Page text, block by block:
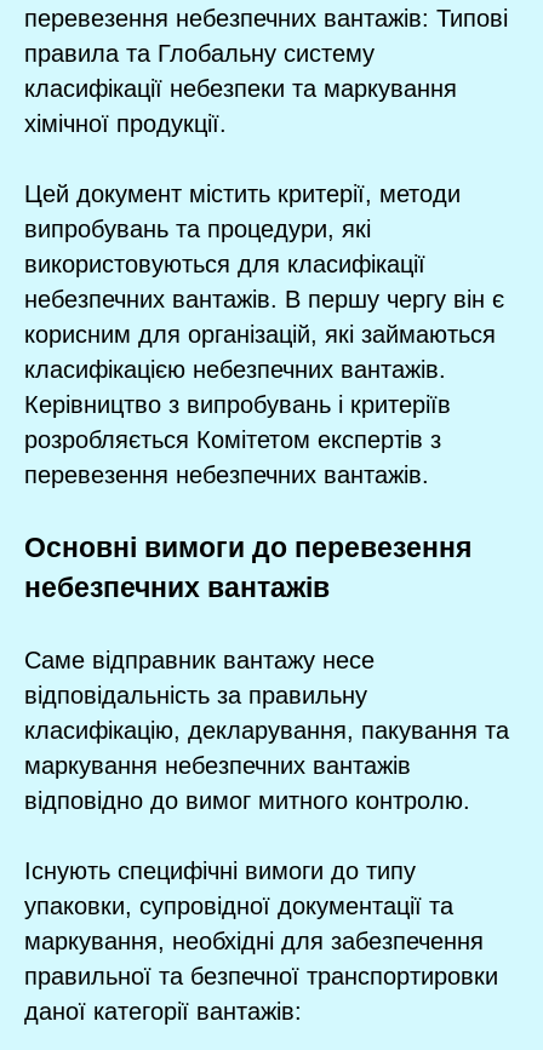
перевезення небезпечних вантажів: Типові
правила та Глобальну систему
класифікації небезпеки та маркування
хімічної продукції.
Цей документ містить критерії, методи
випробувань та процедури, які
використовуються для класифікації
небезпечних вантажів. В першу чергу він є
корисним для організацій, які займаються
класифікацією небезпечних вантажів.
Керівництво з випробувань і критеріїв
розробляється Комітетом експертів з
перевезення небезпечних вантажів.
Основні вимоги до перевезення
небезпечних вантажів
Саме відправник вантажу несе
відповідальність за правильну
класифікацію, декларування, пакування та
маркування небезпечних вантажів
відповідно до вимог митного контролю.
Існують специфічні вимоги до типу
упаковки, супровідної документації та
маркування, необхідні для забезпечення
правильної та безпечної транспортировки
даної категорії вантажів: